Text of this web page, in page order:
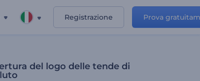
Registrazione Prova
del logo delle tende di